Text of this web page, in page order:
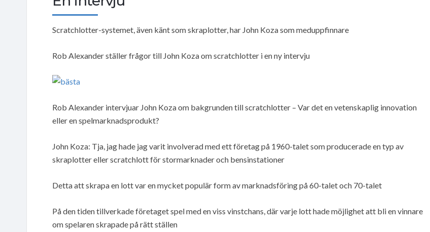
Scratchlotter-systemet, även känt som skraplotter, har John Koza som meduppfinnare
Rob Alexander ställer frågor till John Koza om scratchlotter i en ny intervju
Rob Alexander intervjuar John Koza om bakgrunden till scratchlotter – Var det en vetenskaplig innovation
eller en spelmarknadsprodukt?
John Koza: Tja, jag hade jag varit involverad med ett företag på 1960-talet som producerade en typ av
skraplotter eller scratchlott för stormarknader och bensinstationer
Detta att skrapa en lott var en mycket populär form av marknadsföring på 60-talet och 70-talet
På den tiden tillverkade företaget spel med en viss vinstchans, där varje lott hade möjlighet att bli en vinnare
om spelaren skrapade på rätt ställen